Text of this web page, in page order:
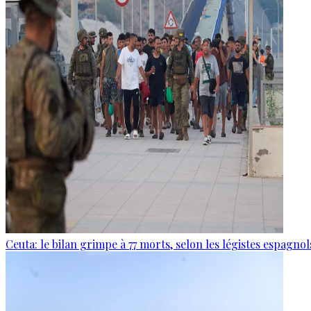
Ceuta: le bilan grimpe à 77 morts, selon les légistes